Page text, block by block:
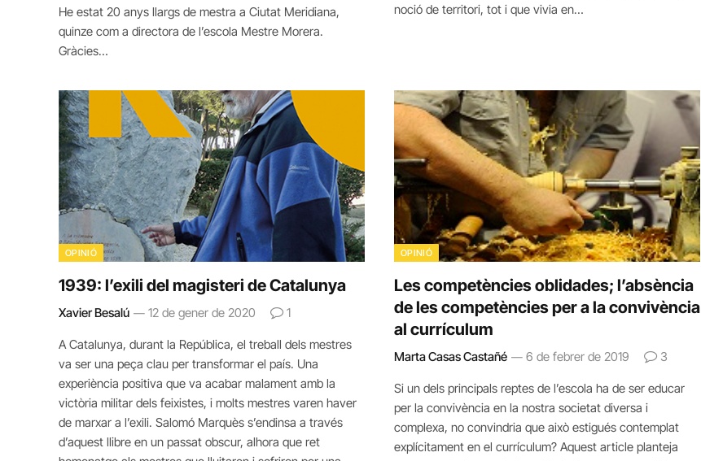
He estat 20 anys llargs de mestra a Ciutat Meridiana,
quinze com a directora de l’escola Mestre Morera.
Gràcies…
noció de territori, tot i que vivia en…
OPINIÓ
1939: l’exili del magisteri de Catalunya
Xavier Besalú 12 de gener de 2020 1
A Catalunya, durant la República, el treball dels mestres
va ser una peça clau per transformar el país. Una
experiència positiva que va acabar malament amb la
victòria militar dels feixistes, i molts mestres varen haver
de marxar a l’exili. Salomó Marquès s’endinsa a través
d’aquest llibre en un passat obscur, alhora que ret
OPINIÓ
Les competències oblidades; l’absència
de les competències per a la convivència
al currículum
Marta Casas Castañé 6 de febrer de 2019 3
Si un dels principals reptes de l’escola ha de ser educar
per la convivència en la nostra societat diversa i
complexa, no convindria que això estigués contemplat
explícitament en el currículum? Aquest article planteja